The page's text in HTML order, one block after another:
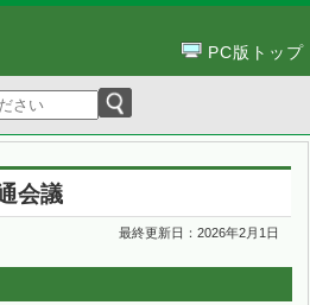
PC版トップ
会議
最終更新日：2026年2月1日